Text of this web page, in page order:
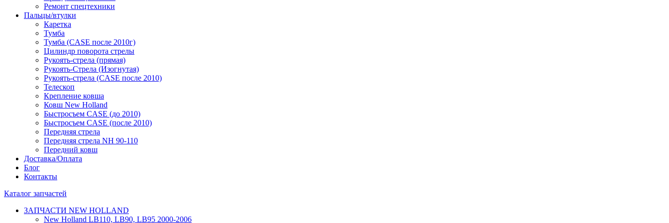
Ремонт спецтехники
Пальцы/втулки
Каретка
Тумба
Тумба (CASE после 2010г)
Цилиндр поворота стрелы
Рукоять-стрела (прямая)
Рукоять-Стрела (Изогнутая)
Рукоять-стрела (CASE после 2010)
Телескоп
Крепление ковша
Ковш New Holland
Быстросъем CASE (до 2010)
Быстросъем CASE (после 2010)
Передняя стрела
Передняя стрела NH 90-110
Передний ковш
Доставка/Оплата
Блог
Контакты
Каталог запчастей
ЗАПЧАСТИ NEW HOLLAND
New Holland LB110, LB90, LB95 2000-2006